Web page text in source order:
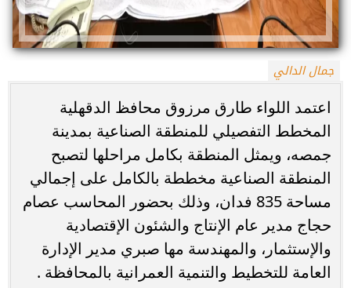
جمال الدالي
اعتمد اللواء طارق مرزوق محافظ الدقهلية
المخطط التفصيلي للمنطقة الصناعية بمدينة
جمصه، ويمثل المنطقة بكامل مراحلها لتصبح
المنطقة الصناعية مخططة بالكامل على إجمالي
مساحة 835 فدان، وذلك بحضور المحاسب عصام
حجاج مدير عام الإنتاج والشئون الإقتصادية
والإستثمار، والمهندسة مها صبري مدير الإدارة
العامة للتخطيط والتنمية العمرانية بالمحافظة .